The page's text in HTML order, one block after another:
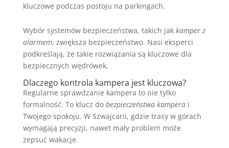
kluczowe podczas postoju na parkingach.
Wybór systemów bezpieczeństwa, takich jak kamper z
alarmem, zwiększa bezpieczeństwo. Nasi eksperci
podkreślają, że takie rozwiązania są kluczowe dla
bezpiecznych wędrówek.
Dlaczego kontrola kampera jest kluczowa?
Regularne sprawdzanie kampera to nie tylko
formalność. To klucz do bezpieczeństwa kamperai
Twojego spokoju. W Szwajcarii, gdzie trasy w górach
wymagają precyzji, nawet mały problem może
zepsuć wakacje.